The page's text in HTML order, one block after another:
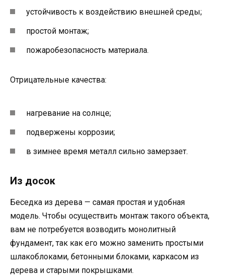
устойчивость к воздействию внешней среды;
простой монтаж;
пожаробезопасность материала.
Отрицательные качества:
нагревание на солнце;
подвержены коррозии;
в зимнее время металл сильно замерзает.
Из досок
Беседка из дерева — самая простая и удобная
модель. Чтобы осуществить монтаж такого объекта,
вам не потребуется возводить монолитный
фундамент, так как его можно заменить простыми
шлакоблоками, бетонными блоками, каркасом из
дерева и старыми покрышками.